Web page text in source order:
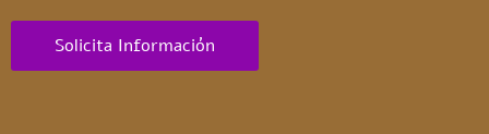
Solicita Información